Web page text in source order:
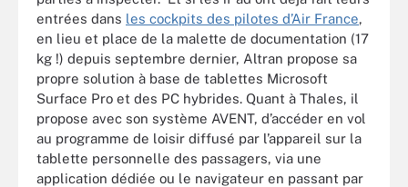
entrées dans les cockpits des pilotes d’Air France,
en lieu et place de la malette de documentation (17
kg !) depuis septembre dernier, Altran propose sa
propre solution à base de tablettes Microsoft
Surface Pro et des PC hybrides. Quant à Thales, il
propose avec son système AVENT, d’accéder en vol
au programme de loisir diffusé par l’appareil sur la
tablette personnelle des passagers, via une
application dédiée ou le navigateur en passant par